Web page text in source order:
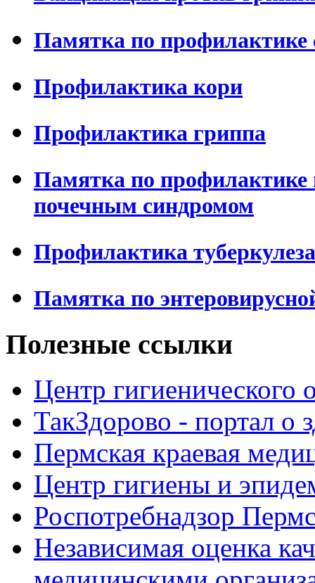
Памятка по профилактике
Профилактика кори
Профилактика гриппа
Памятка по профилактике
почечным синдромом
Профилактика туберкулеза
Памятка по
Полезные ссылки
Центр гигиенического
ТакЗдорово - портал о
Пермская краевая
Центр гигиены и
Роспотребнадзор
Независимая оценка